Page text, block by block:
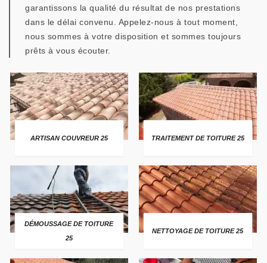
garantissons la qualité du résultat de nos prestations
dans le délai convenu. Appelez-nous à tout moment,
nous sommes à votre disposition et sommes toujours
prêts à vous écouter.
ARTISAN COUVREUR 25 TRAITEMENT DE TOITURE 25
DÉMOUSSAGE DE TOITURE
25
NETTOYAGE DE TOITURE 25